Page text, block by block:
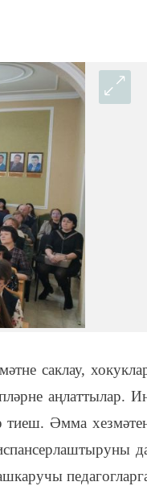
саклау,
аңлаттылар.
тиеш. Әмма